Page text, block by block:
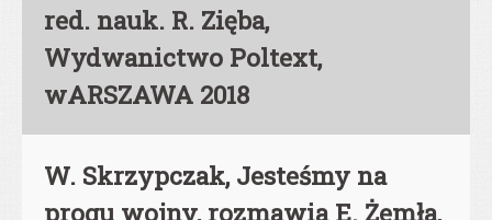
red. nauk. R. Zięba,
Wydwanictwo Poltext,
wARSZAWA 2018
W. Skrzypczak, Jesteśmy na
progu wojny, rozmawia E. Żemła,